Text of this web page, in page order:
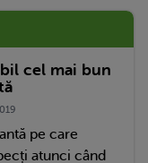
cel mai bun
pe care
atunci când